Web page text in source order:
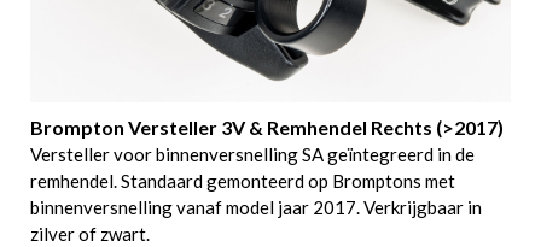
Brompton Versteller 3V & Remhendel Rechts (>2017)
Versteller voor binnenversnelling SA geïntegreerd in de
remhendel. Standaard gemonteerd op Bromptons met
binnenversnelling vanaf model jaar 2017. Verkrijgbaar in
zilver of zwart.